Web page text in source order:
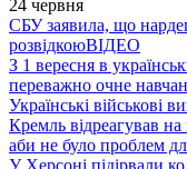
24 червня
СБУ заявила, що
розвідкоюВІДЕО
З 1 вересня в
переважно очне
Українські військові
Кремль відреагував
аби не було проблем